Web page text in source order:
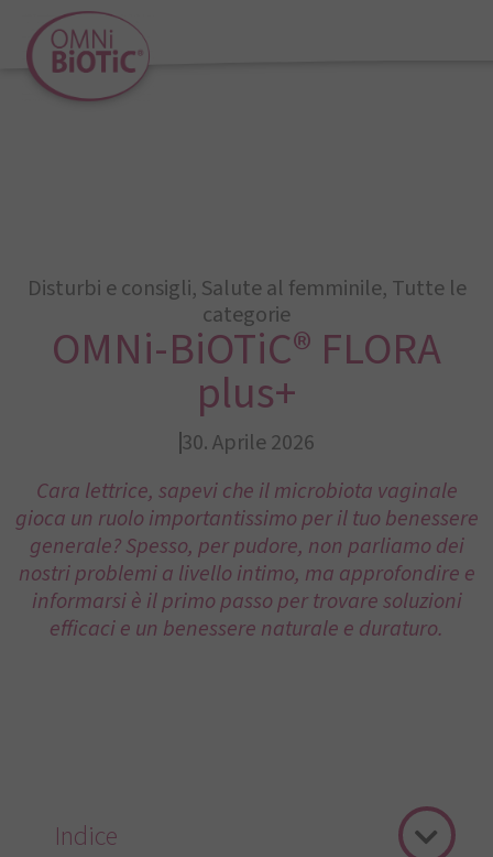
Disturbi e consigli, Salute al femminile, Tutte le
categorie
OMNi-BiOTiC® FLORA
plus+
30. Aprile 2026
Cara lettrice, sapevi che il microbiota vaginale
gioca un ruolo importantissimo per il tuo benessere
generale? Spesso, per pudore, non parliamo dei
nostri problemi a livello intimo, ma approfondire e
informarsi è il primo passo per trovare soluzioni
efficaci e un benessere naturale e duraturo.
Indice